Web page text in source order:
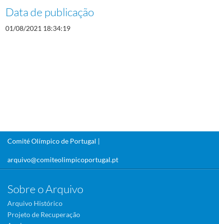
Data de publicação
01/08/2021 18:34:19
Comité Olímpico de Portugal |
arquivo@comiteolimpicoportugal.pt
Sobre o Arquivo
Arquivo Histórico
Projeto de Recuperação